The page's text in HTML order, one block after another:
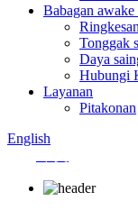
Babagan awake
Ringkesan
Tonggak
Daya
Hubungi
Layanan
Pitakonan
English